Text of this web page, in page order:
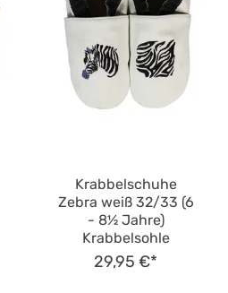
Krabbelschuhe
Zebra weiß 32/33 (6
- 8½ Jahre)
Krabbelsohle
29,95 €*